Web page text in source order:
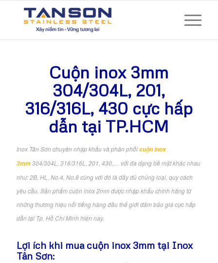
Cuộn inox 3mm
304/304L, 201,
316/316L, 430 cực hấp
dẫn tại TP.HCM
Inox Tân Sơn chuyên nhập khẩu và phân phốicuộn inox
3mm304/304L, 316/316L, 201, 430,… với đa dạng bề mặt khác nhau
như: 2B, HL, No.4, No.8 cùng với đó là đầy đủ chủng loại, quy cách
yêu cầu. Sản phẩm cuộn inox 2mm được nhập khẩu chính hãng từ
những thương hiệu nổi tiếng hàng đầu thế giới đảm bảo giá cực hấp
dẫn tại Tp. Hồ Chí Minh hiện nay.
Lợi ích khi mua cuộn inox 3mm tại Inox
Tân Sơn: